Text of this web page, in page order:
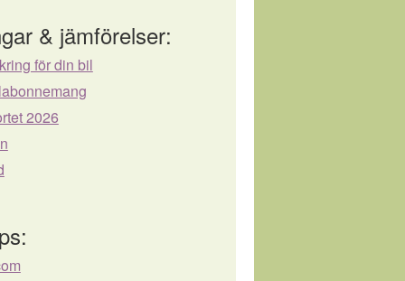
& jämförelser:
för din bil
2026